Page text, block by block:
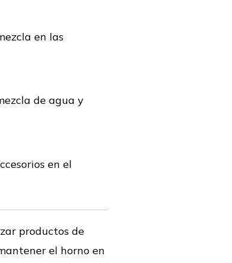
en las
de agua y
en el
productos de
el horno en